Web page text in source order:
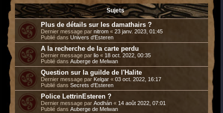
c
h
Sujets
Plus de détails sur les damathairs ?
Dernier message par nitrom « 23 janv. 2023, 01:45
Publié dans Univers d'Esteren
A la recherche de la carte perdu
Dernier message par lio « 18 oct. 2022, 00:35
Publié dans Auberge de Melwan
Question sur la guilde de l'Halite
Dernier message par Kelgar « 03 oct. 2022, 16:17
Publié dans Secrets d'Esteren
Police LettrinEsteren ?
Dernier message par Aodhán « 14 août 2022, 07:01
Publié dans Auberge de Melwan